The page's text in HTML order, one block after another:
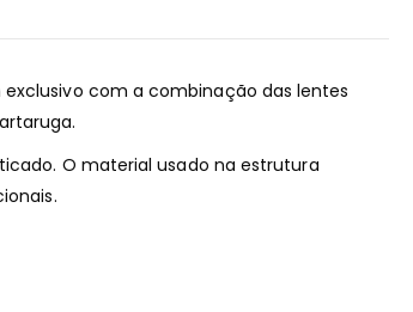
exclusivo com a combinação das lentes
O material usado na estrutura